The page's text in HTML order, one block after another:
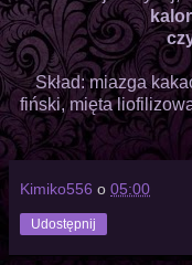
Skład: miazga
fiński, mięta
Kimiko556 o 05:00
Udostępnij